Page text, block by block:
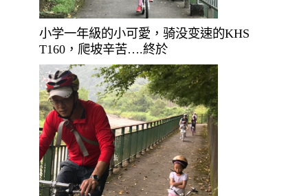
小学一年級的小可愛，骑没变速的KHS
T160，爬坡辛苦….終於